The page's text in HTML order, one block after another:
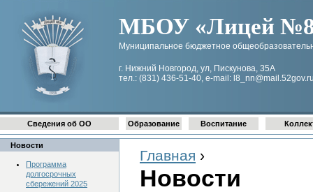
МБОУ «Лицей №8
Муниципальное бюджетное
г. Нижний Новгород, ул, Пискунова, 35А
тел.: (831) 436-51-40, e-mail:
Главная ›
Новости
Сведения об ОО Образование Воспитание
Новости
Программа
долгосрочных
сбережений 2025